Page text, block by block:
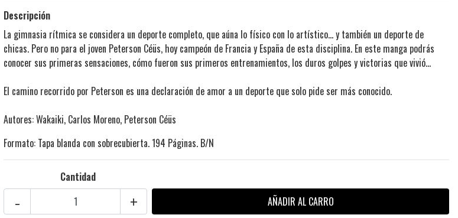
Descripción
La gimnasia rítmica se considera un deporte completo, que aúna lo físico con lo artístico… y también un deporte de
chicas. Pero no para el joven Peterson Céüs, hoy campeón de Francia y España de esta disciplina. En este manga podrás
conocer sus primeras sensaciones, cómo fueron sus primeros entrenamientos, los duros golpes y victorias que vivió…
El camino recorrido por Peterson es una declaración de amor a un deporte que solo pide ser más conocido.
Autores: Wakaiki, Carlos Moreno, Peterson Céüs
Formato: Tapa blanda con sobrecubierta. 194 Páginas. B/N
Cantidad
+
-